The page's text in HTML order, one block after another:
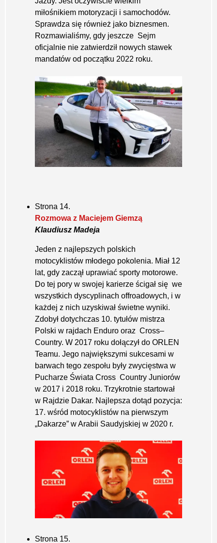
miłośnikiem motoryzacji i samochodów.
Sprawdza się również jako biznesmen.
Rozmawialiśmy, gdy jeszcze Sejm
oficjalnie nie zatwierdził nowych stawek
mandatów od początku 2022 roku.
Strona 14.
Rozmowa z Maciejem Giemzą
Klaudiusz Madeja
Jeden z najlepszych polskich
motocyklistów młodego pokolenia. Miał 12
lat, gdy zaczął uprawiać sporty motorowe.
Do tej pory w swojej karierze ścigał się we
wszystkich dyscyplinach offroadowych, i w
każdej z nich uzyskiwał świetne wyniki.
Zdobył dotychczas 10. tytułów mistrza
Polski w rajdach Enduro oraz Cross–
Country. W 2017 roku dołączył do ORLEN
Teamu. Jego największymi sukcesami w
barwach tego zespołu były zwycięstwa w
Pucharze Świata Cross Country Juniorów
w 2017 i 2018 roku. Trzykrotnie startował
w Rajdzie Dakar. Najlepsza dotąd pozycja:
17. wśród motocyklistów na pierwszym
„Dakarze” w Arabii Saudyjskiej w 2020 r.
Strona 15.